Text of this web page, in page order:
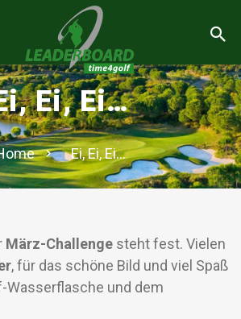
Ei, Ei…
Ei, Ei, Ei…
März-Challenge steht fest. Vielen
, für das schöne Bild und viel Spaß
Wasserflasche und dem